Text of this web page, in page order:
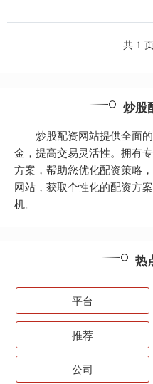
任国际业务部....
共 1
炒股
炒股配资网站提供全面
金，提高交易灵活性。拥有
方案，帮助您优化配资策略
网站，获取个性化的配资方
机。
热
平台
推荐
公司